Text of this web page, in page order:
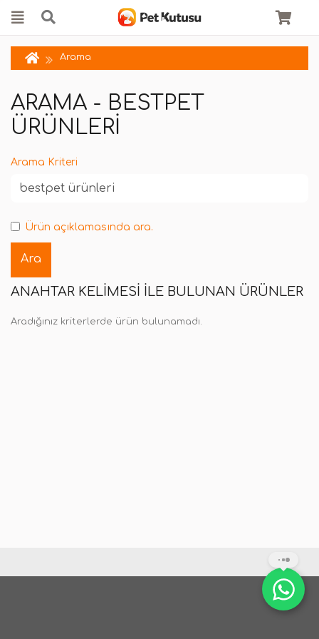
Arama
ARAMA - BESTPET
ÜRÜNLERI
Arama Kriteri
Ürün açıklamasında ara.
ANAHTAR KELIMESI ILE BULUNAN ÜRÜNLER
Aradığınız kriterlerde ürün bulunamadı.